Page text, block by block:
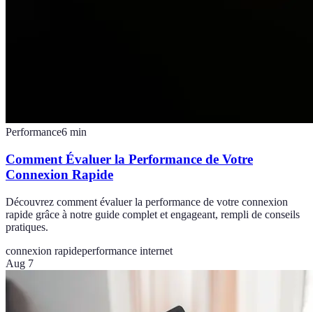
Performance6 min
Comment Évaluer la Performance de Votre
Connexion Rapide
Découvrez comment évaluer la performance de votre connexion
rapide grâce à notre guide complet et engageant, rempli de conseils
pratiques.
connexion rapideperformance internet
Aug 7